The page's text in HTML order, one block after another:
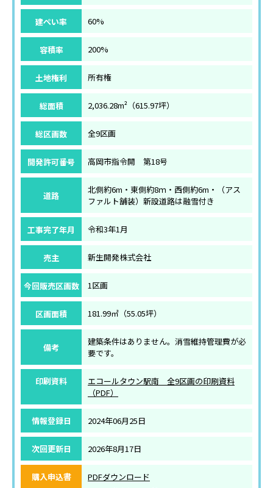
建ぺい率 60%
容積率 200%
土地権利 所有権
総面積 2,036.28m²（615.97坪）
総区画数 全9区画
開発許可番号 高岡市指令開 第18号
道路
北側約6m・東側約8ｍ・西側約6m・（アス
ファルト舗装）新設道路は融雪付き
工事完了年月 令和3年1月
売主 新生開発株式会社
今回販売区画数 1区画
区画面積 181.99㎡（55.05坪）
備考
建築条件はありません。消雪維持管理費が必
要です。
印刷資料
エコールタウン駅南 全9区画の印刷資料
（PDF）
情報登録日 2024年06月25日
次回更新日 2026年8月17日
購入申込書
PDFダウンロード